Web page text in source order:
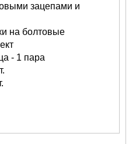
зацепами и
на болтовые
- 1 пара